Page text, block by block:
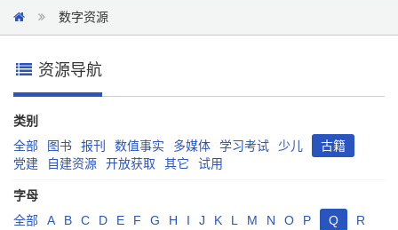
数字资源
资源导航
类别
全部
图书 报刊 数值事实 多媒体 学习考试 少儿
古籍
党建
自建资源 开放获取 其它 试用
字母
全部
A B C D E F G H I J K L M N O P Q
R